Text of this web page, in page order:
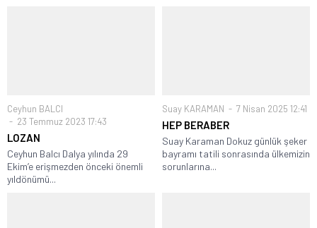
Ceyhun BALCI
23 Temmuz 2023 17:43
LOZAN
Ceyhun Balcı Dalya yılında 29
Ekim’e erişmezden önceki önemli
yıldönümü...
Suay KARAMAN 7 Nisan 2025 12:41
HEP BERABER
Suay Karaman Dokuz günlük şeker
bayramı tatili sonrasında ülkemizin
sorunlarına...